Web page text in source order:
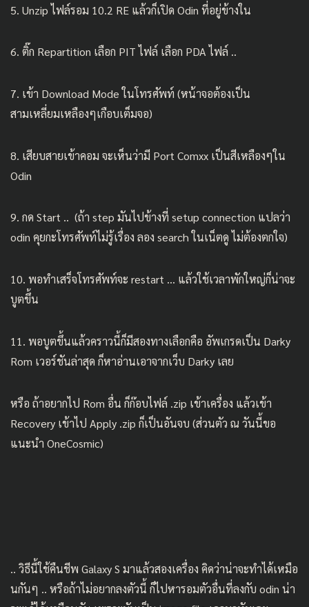
5. Unzip ไฟล์รอม 10.2 RE แล้วก็เปิด Odin ที่อยู่ข้างใน
6. ติ๊ก Repartition เลือก PIT ไฟล์ เลือก PDA ไฟล์ ..
7. เข้า Download Mode ในโทรศัพท์ (หน้าจอต้องเป็น
สามเหลี่ยมเหลืองๆเกือบเต็มจอ)
8. เสียบสายเข้าคอม จะเห็นว่ามี Port Comxx เป็นสีเหลืองๆใน
Odin
9. กด Start .. (ถ้า step มันไปข้างที่ setup connection แปลว่า
odin คุยกะโทรศัพท์ไม่รู้เรื่อง ลอง search ในเน็ตดู ไม่ต้องตกใจ)
10. พอทำเสร็จโทรศัพท์จะ restart … แล้วใช้เวลาพักใหญ่ก็น่าจะ
บูตขึ้น
11. พอบูตขึ้นแล้วคราวนี้ก็มีสองทางเลือกคือ อัพเกรดเป็น Darky
Rom เวอร์ชันล่าสุด ก็หาอ่านเอาจากเว็บ Darky เลย
หรือ ถ้าอยากไป Rom อื่น ก็ก๊อบไฟล์ .zip เข้าเครื่อง แล้วเข้า
Recovery เข้าไป Apply .zip ก็เป็นอันจบ (ส่วนตัว ณ วันนี้ขอ
แนะนำ OneCosmic)
.. วิธีนี้ใช้คืนชีพ Galaxy S มาแล้วสองเครื่อง คิดว่าน่าจะทำได้เหมือ
นกันๆ .. หรือถ้าไม่อยากลงตัวนี้ ก็ไปหารอมตัวอื่นที่ลงกับ odin น่า